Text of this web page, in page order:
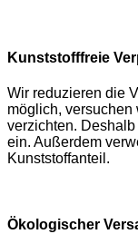
Kunststofffreie
Wir reduzieren die
möglich, versuchen
verzichten.
ein. Außerdem
Kunststoffanteil.
Ökologischer